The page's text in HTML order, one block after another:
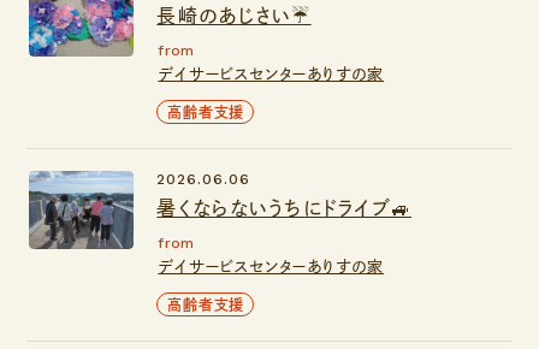
長崎のあじさい☔
from
デイサービスセンターありすの家
高齢者支援
暑くならないうちにドライブ🚙
2026.06.06
from
デイサービスセンターありすの家
高齢者支援